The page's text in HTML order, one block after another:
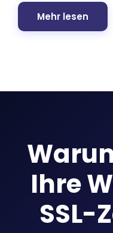
Mehr lesen
Ihre
SSL-